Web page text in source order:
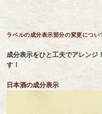
ラベルの成分表示部分の変更につい
成分表示をひと工夫でアレンジ
す！
日本酒の成分表示